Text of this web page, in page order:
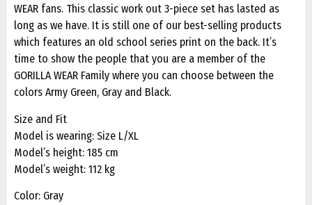
WEAR fans. This classic work out 3-piece set has lasted as
long as we have. It is still one of our best-selling products
which features an old school series print on the back. It’s
time to show the people that you are a member of the
GORILLA WEAR Family where you can choose between the
colors Army Green, Gray and Black.
Size and Fit
Model is wearing: Size L/XL
Model’s height: 185 cm
Model’s weight: 112 kg
Color: Gray